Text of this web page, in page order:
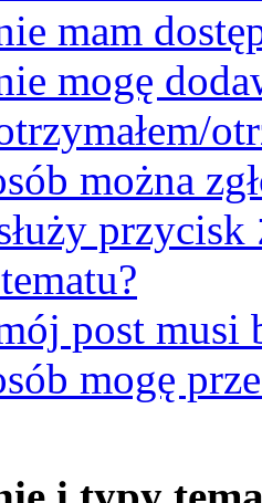
mam
mogę
można
przycisk
post musi
mogę